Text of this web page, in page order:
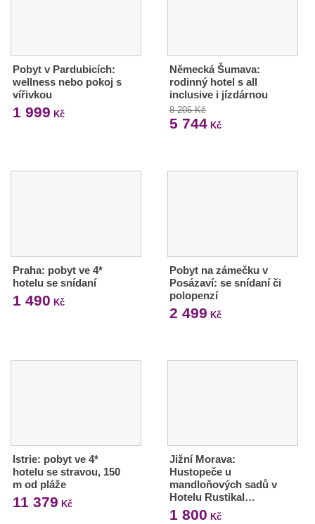
Pobyt v Pardubicích:
wellness nebo pokoj s
vířivkou
1 999 Kč
Německá Šumava:
rodinný hotel s all
inclusive i jízdárnou
8 206 Kč
5 744Kč
Praha: pobyt ve 4*
hotelu se snídaní
1 490 Kč
Pobyt na zámečku v
Posázaví: se snídaní či
polopenzí
2 499 Kč
Istrie: pobyt ve 4*
hotelu se stravou, 150
m od pláže
11 379 Kč
Jižní Morava:
Hustopeče u
mandloňových sadů v
Hotelu Rustikal…
1 800 Kč